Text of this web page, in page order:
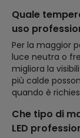
Quale
uso
Per la maggior
luce neutra o
migliora la
più calde
quando è
Che tipo di
LED